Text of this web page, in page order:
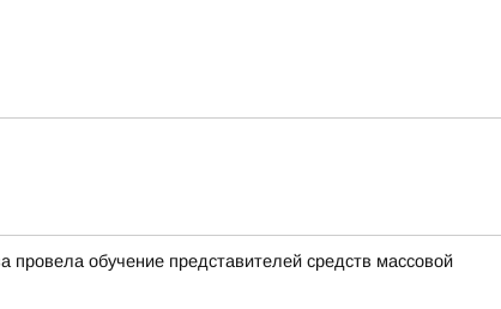
обучение представителей средств массовой